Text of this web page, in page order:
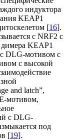
индуктора
KEAP1
[16].
с NRF2 с
KEAP1
DLG-мотивом с
с высокой
and latch”,
мотивом,
с DLG-
под
[19].